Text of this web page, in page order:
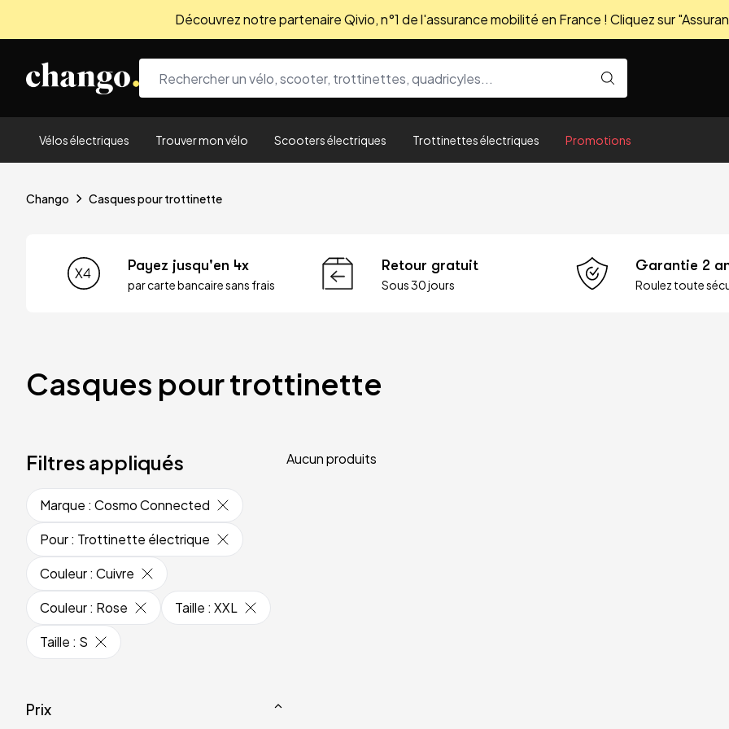
Découvrez notre partenaire Qivio, n°1 de l'assurance mobilité en France ! Cliquez sur
Vélos électriques Trouver mon vélo Scooters électriques Trottinettes électriques Promotions
Chango Casques pour trottinette
Payez jusqu'en 4x
par carte bancaire sans frais
Retour gratuit
Sous 30 jours
Garantie 2
Roulez toute
Casques pour trottinette
Filtres appliqués
Marque : Cosmo Connected
Pour: Trottinette électrique
Couleur: Cuivre
Couleur: Rose Taille : XXL
Taille : S
Prix
Aucun produits